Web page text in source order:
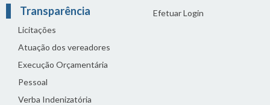
Transparência
Licitações
Atuação dos vereadores
Execução Orçamentária
Pessoal
Verba Indenizatória
Efetuar Login